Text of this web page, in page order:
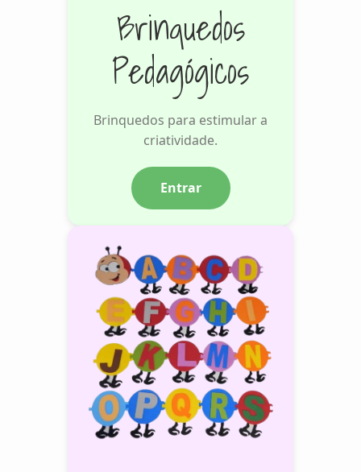
Brinquedos
Pedagógicos
Brinquedos para estimular a
criatividade.
Entrar